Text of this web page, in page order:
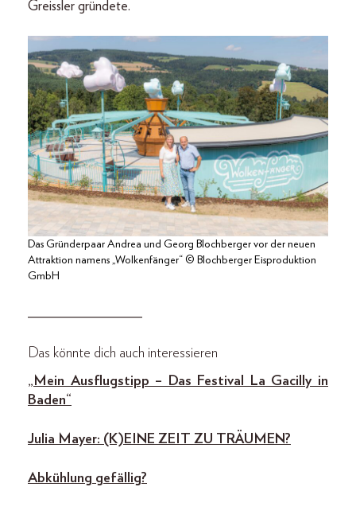
Greissler gründete.
Das Gründerpaar Andrea und Georg Blochberger vor der neuen
Attraktion namens „Wolkenfänger“ © Blochberger Eisproduktion
GmbH
________________
Das könnte dich auch interessieren
„Mein Ausflugstipp – Das Festival La Gacilly in
Baden“
Julia Mayer: (K)EINE ZEIT ZU TRÄUMEN?
Abkühlung gefällig?